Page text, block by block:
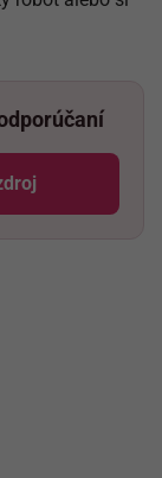
sa otvorí v